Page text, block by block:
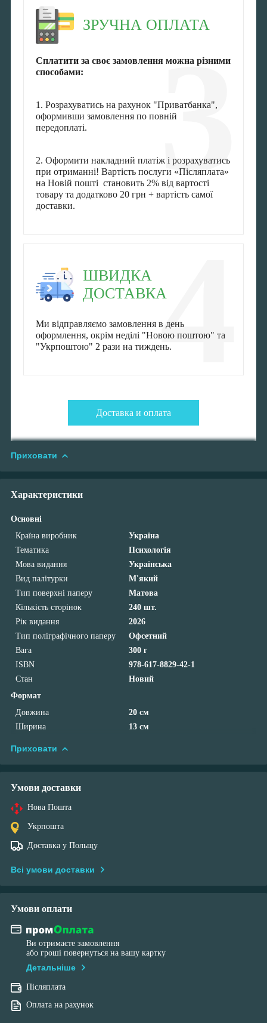
3
ЗРУЧНА ОПЛАТА
Сплатити за своє замовлення можна різними
способами:
1. Розрахуватись на рахунок "Приватбанка",
оформивши замовлення по повній
передоплаті.
2. Оформити накладний платіж і розрахуватись
при отриманні! Вартість послуги «Післяплата»
на Новій пошті становить 2% від вартості
товару та додатково 20 грн + вартість самої
доставки.
4
ШВИДКА
ДОСТАВКА
Ми відправляємо замовлення в день
оформлення, окрім неділі "Новою поштою" та
"Укрпоштою" 2 рази на тиждень.
Доставка и оплата
Приховати
Характеристики
Основні
Країна виробник
Україна
Тематика
Психологія
Мова видання
Українська
Вид палітурки
М'який
Тип поверхні паперу
Матова
Кількість сторінок
240 шт.
Рік видання
2026
Тип поліграфічного паперу
Офсетний
Вага
300 г
ISBN
978-617-8829-42-1
Стан
Новий
Формат
Довжина
20 см
Ширина
13 см
Приховати
Умови доставки
Нова Пошта
Укрпошта
Доставка у Польщу
Всі умови доставки
Умови оплати
Ви отримаєте замовлення
або гроші повернуться на вашу картку
Детальніше
Післяплата
Оплата на рахунок